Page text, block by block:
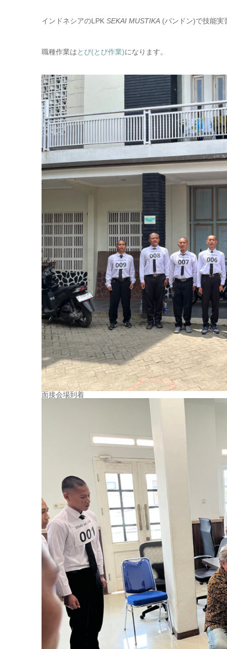
インドネシアのLPK SEKAI MUSTIKA (バンドン)で技能実
職種作業はとび(とび作業)になります。
面接会場到着